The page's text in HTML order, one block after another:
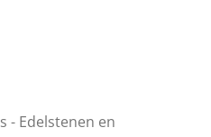
- Edelstenen en